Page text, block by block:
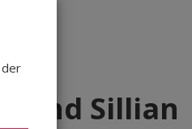
Sillian
der